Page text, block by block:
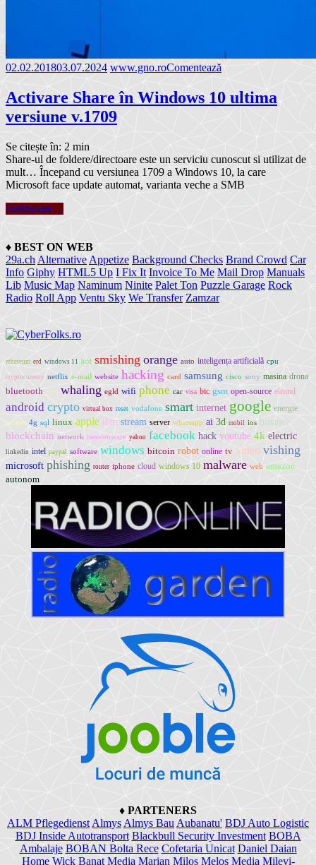
02.02.201803.07.2024 www.gno.roComentează
Activare Share în Windows 10 ultima
versiune v.1709
Se citește în: 2 min
Share-ul de foldere/directoare este un serviciu cunoscut si utilizat de
mult… Începand cu versiunea 1709 a Windows 10, la care
Microsoft face update automat, varianta veche a SMB
continuare ...
♦ BEST ON WEB
29a.ch Alternative Appetize Background Checks Brand Crowd Car
Info Giphy HTML5 Up I Fix It Invoice To Me Mail Drop Manuals
Lib Music Map Naminum Ninite Palet Ton Puzzle Garage Rock
Radio Roll App Ventu Sky We Transfer Zamzar
ethereum erd windows 11 hdd smishing orange auto inteligența artificială cpu
cryptocurency netflix e-mail website hacking card samsung cisco sony masina drona
bluetooth gps whaling egld wifi phone car visa btc gsm open-source elrond
android crypto virtual box reset vodafone smart internet google energie
twitter 4g sql linux apple ibm stream server whatsapp ai 3d mobil ios binance
blockchain network ransomware yahoo facebook hack youtube 4k electric
linkedin intel paypal software windows bitcoin robot online tv video vishing
microsoft phishing router iphone cloud windows 10 malware web amazon
autonom
♦ PARTENERS
ALM Pflegedienst Almys Almys Bau Aubanatu' BDJ Auto Logistic
BDJ Inside Autotransport Blackbull Security Investment BOBA
Ambalaje BOBAN Bolta Rece Cofetaria Unicat Daniel Daian
Home Wick Banat Media Marian Milos Melos Media Milevi-